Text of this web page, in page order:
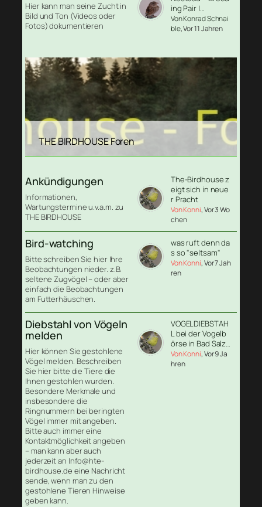
Hier kann man seine Zucht in
Bild und Ton (Videos oder
Fotos) dokumentieren
ing Pair I…
Von Konrad Schnai
ble, Vor 11 Jahren
THE BIRDHOUSE Foren
Ankündigungen
Informationen,
Wartungstermine u.v.a.m. zu
THE BIRDHOUSE
The-Birdhouse z
eigt sich in neue
r Pracht
Von Konni, Vor 3 Wo
chen
Bird-watching
Bitte schreiben Sie hier Ihre
Beobachtungen nieder. z.B.
seltene Zugvögel – oder aber
einfach die Beobachtungen
am Futterhäuschen.
was ruft denn da
s so "seltsam"
Von Konni, Vor 7 Jah
ren
Diebstahl von Vögeln
melden
Hier können Sie gestohlene
Vögel melden. Beschreiben
Sie hier bitte die Tiere die
Ihnen gestohlen wurden.
Besondere Merkmale und
insbesondere die
Ringnummern bei beringten
Vögel immer mit angeben.
Bitte auch immer eine
Kontaktmöglichkeit angeben
– man kann aber auch
jederzeit an Info@hte-
birdhouse.de eine Nachricht
sende, wenn man zu den
gestohlene Tieren Hinweise
geben kann.
VOGELDIEBSTAH
L bei der Vogelb
örse in Bad Salz…
Von Konni, Vor 9 Ja
hren